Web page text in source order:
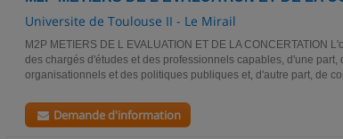
Universite de Toulouse II - Le Mirail
M2P METIERS DE L EVALUATION ET DE LA CONCERTATION
des chargés d'études et des professionnels capables, d'une part,
organisationnels et des politiques publiques et, d'autre part, de
Demande d'information